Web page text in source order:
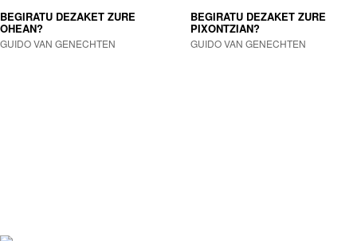
BEGIRATU DEZAKET ZURE
OHEAN?
GUIDO VAN GENECHTEN
BEGIRATU DEZAKET ZURE
PIXONTZIAN?
GUIDO VAN GENECHTEN